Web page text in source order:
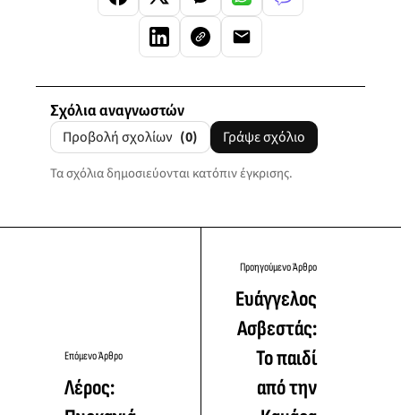
Σχόλια αναγνωστών
Προβολή σχολίων (0) Γράψε σχόλιο
Τα σχόλια δημοσιεύονται κατόπιν έγκρισης.
Επόμενο Άρθρο
Λέρος:
Προηγούμενο Άρθρο
Ευάγγελος
Ασβεστάς:
Το παιδί
από την